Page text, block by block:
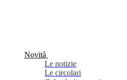
Novità
Le notizie
Le circolari